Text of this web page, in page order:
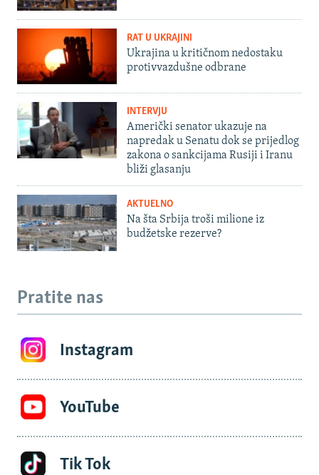
RAT U UKRAJINI
Ukrajina u kritičnom nedostaku
protivvazdušne odbrane
INTERVJU
Američki senator ukazuje na
napredak u Senatu dok se prijedlog
zakona o sankcijama Rusiji i Iranu
bliži glasanju
AKTUELNO
Na šta Srbija troši milione iz
budžetske rezerve?
Pratite nas
Instagram
YouTube
Tik Tok